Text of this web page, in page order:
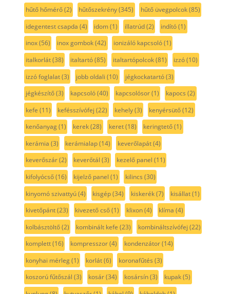
hűtő hőmérő(2) hűtőszekrény(345) hűtő üvegpolcok(85)
idegentest csapda (4) idom(1) illatrúd(2) indító(1)
inox(56) inox gombok(42) ionizáló kapcsoló(1)
italkorlát(38) italtartó(85) italtartópolcok(81) izzó(10)
izzó foglalat(3) jobb oldali (10) jégkockatartó(3)
jégkészítő(3) kapcsoló(40) kapcsolósor(1) kapocs (2)
kefe (11) kefésszívófej (22) kehely(3) kenyérsütő(12)
kenőanyag(1) kerek(28) keret(18) keringtető(1)
kerámia (3) kerámialap(14) keverőlapát(4)
keverőszár(2) keverőtál (3) kezelő panel (11)
kifolyócső(16) kijelző panel (1) kilincs (30)
kinyomó szivattyú(4) kisgép(34) kiskerék(7) kisállat(1)
kivetőpánt(23) kivezető cső(1) klixon(4) klíma (4)
kolbásztöltő(2) kombinált kefe (23) kombináltszívófej (22)
komplett(16) kompresszor(4) kondenzátor(14)
konyhai mérleg(1) korlát(6) koronafűtés (3)
koszorú fűtőszál (3) kosár(34) kosársín(3) kupak(5)